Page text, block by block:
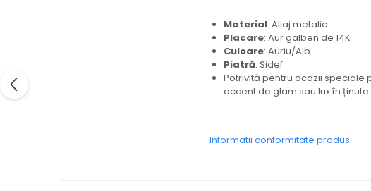
Material: Aliaj metalic
Placare: Aur galben de 14K
Culoare: Auriu/Alb
Piatră: Sidef
Potrivită pentru ocazii speciale
accent de glam sau lux în
Informatii conformitate produs